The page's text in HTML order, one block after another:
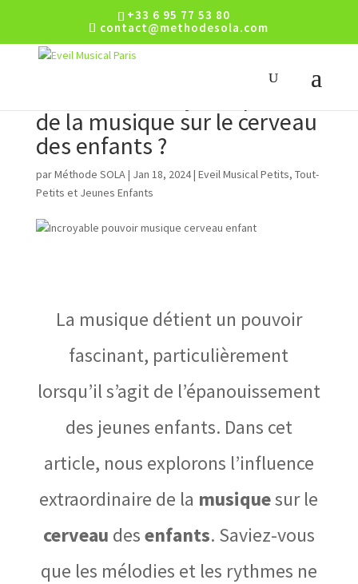
+33 6 95 77 53 80
contact@methodesola.com
Quel est l’incroyable pouvoir
de la musique sur le cerveau
des enfants ?
parMéthode SOLA| Jan 18, 2024| Eveil Musical Petits, Tout-
Petits et Jeunes Enfants
La musique détient un pouvoir
fascinant, particulièrement
lorsqu’il s’agit de l’épanouissement
des jeunes enfants. Dans cet
article, nous explorons l’influence
extraordinaire de la musiquesur le
cerveau desenfants. Saviez-vous
que les mélodies et les rythmes ne